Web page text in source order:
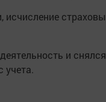
исчисление
и
учета.